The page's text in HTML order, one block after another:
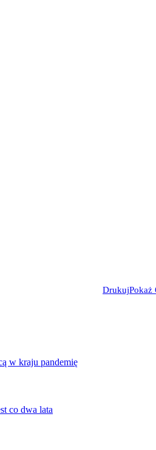
DrukujPokaż
w kraju pandemię
co dwa lata